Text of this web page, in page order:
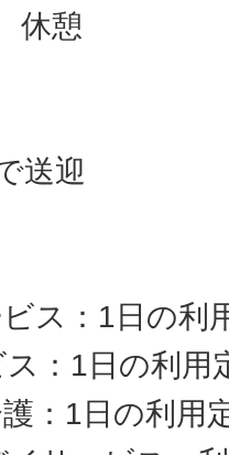
休憩
送迎
ス：1日の利
：1日の利用
：1日の利用